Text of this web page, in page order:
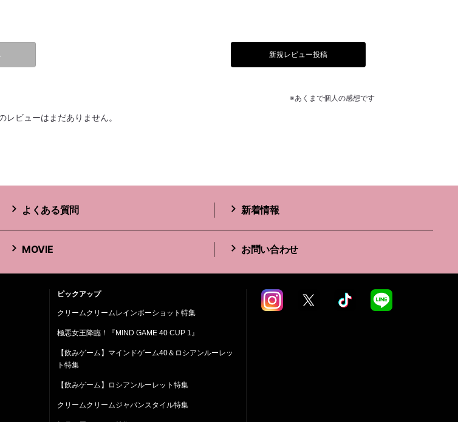
新規レビュー投稿
※あくまで個人の感想です
ビューはまだありません。
よくある質問 新着情報
MOVIE お問い合わせ
ピックアップ
クリームクリームレインボーショット特集
極悪女王降臨！『MIND GAME 40 CUP 1』
【飲みゲーム】マインドゲーム40＆ロシアンルーレッ
ト特集
【飲みゲーム】ロシアンルーレット特集
クリームクリームジャパンスタイル特集